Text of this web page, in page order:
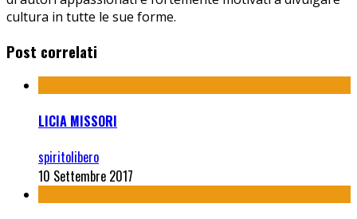
cultura in tutte le sue forme.
Post correlati
LICIA MISSORI
spiritolibero
10 Settembre 2017